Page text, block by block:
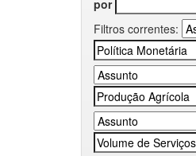
por
Filtros correntes: